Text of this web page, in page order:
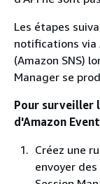
Les étapes
notifications via
(Amazon SNS)
Manager se
Pour surveiller
d'Amazon
Créez une
envoyer